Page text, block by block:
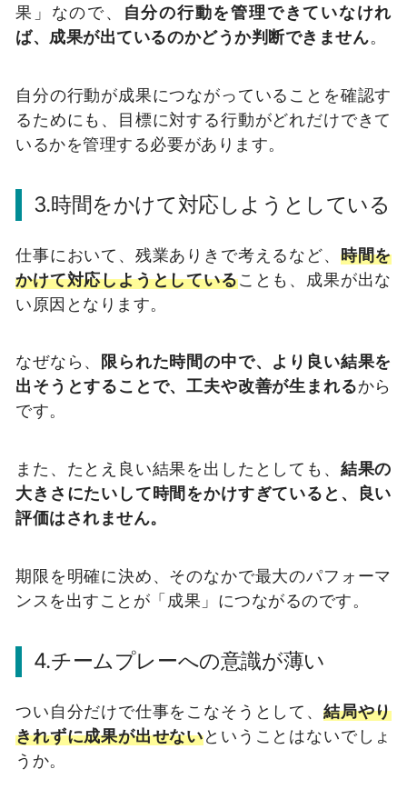
果」なので、
自分の行動を管理できていなけれ
ば、成果が出ているのかどうか判断できません。
自分の行動が成果につながっていることを確認す
るためにも、目標に対する行動がどれだけできて
いるかを管理する必要があります。
3.時間をかけて対応しようとしている
仕事において、残業ありきで考えるなど、 時間を
かけて対応しようとしていることも、成果が出な
い原因となります。
なぜなら、 限られた時間の中で、より良い結果を
出そうとすることで、工夫や改善が生まれるから
です。
また、たとえ良い結果を出したとしても、 結果の
大きさにたいして時間をかけすぎていると、良い
評価はされません。
期限を明確に決め、そのなかで最大のパフォーマ
ンスを出すことが「成果」につながるのです。
4.チームプレーへの意識が薄い
つい自分だけで仕事をこなそうとして、 結局やり
きれずに成果が出せないということはないでしょ
うか。